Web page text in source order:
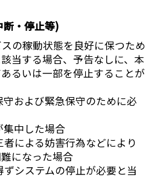
断・停止等)
の稼動状態を良好に保つため
当する場合、予告なしに、本
るいは一部を停止することが
および緊急保守のために必
集中した場合
による妨害行為などにより
になった場合
システムの停止が必要と当